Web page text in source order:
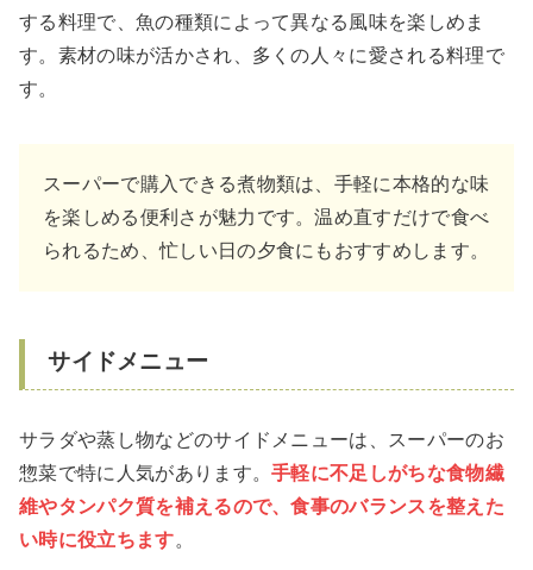
する料理で、魚の種類によって異なる風味を楽しめま
す。素材の味が活かされ、多くの人々に愛される料理で
す。
スーパーで購入できる煮物類は、手軽に本格的な味
を楽しめる便利さが魅力です。温め直すだけで食べ
られるため、忙しい日の夕食にもおすすめします。
サイドメニュー
サラダや蒸し物などのサイドメニューは、スーパーのお
惣菜で特に人気があります。手軽に不足しがちな食物繊
維やタンパク質を補えるので、食事のバランスを整えた
い時に役立ちます。